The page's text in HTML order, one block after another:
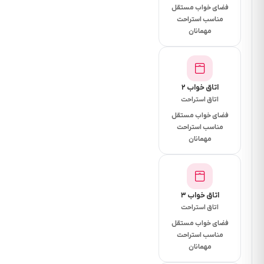
داخلی
واحد
ها با
دیگر
متافاوت
باشد
پس
از
رزرو
ازاین
واحد
ها در
اختیار
میهمان
قرار
می
فضای خواب مستقل
مناسب استراحت
مهمانان
اتاق خواب ۲
اتاق استراحت
فضای خواب مستقل
مناسب استراحت
مهمانان
اتاق خواب ۳
اتاق استراحت
فضای خواب مستقل
مناسب استراحت
مهمانان